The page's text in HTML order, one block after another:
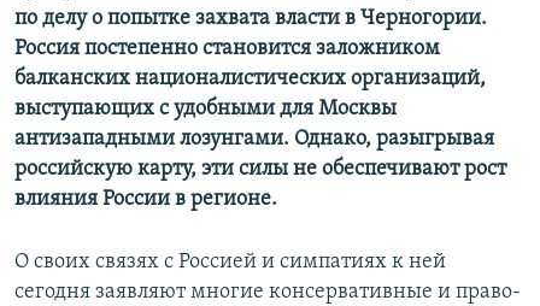
по делу о попытке захвата власти в Черногории.
Россия постепенно становится заложником
балканских националистических организаций,
выступающих с удобными для Москвы
антизападными лозунгами. Однако, разыгрывая
российскую карту, эти силы не обеспечивают рост
влияния России в регионе.
О своих связях с Россией и симпатиях к ней
сегодня заявляют многие консервативные и право-